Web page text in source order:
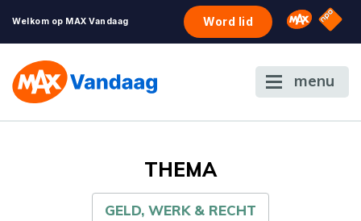
Welkom op MAX Vandaag Word lid Omroep
NPO
menu
THEMA
GELD, WERK & RECHT